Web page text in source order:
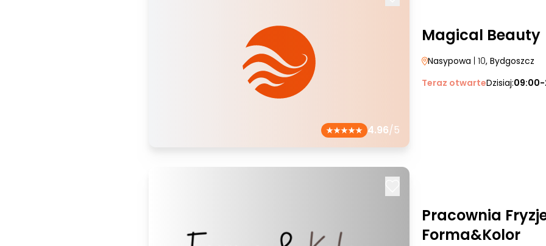
4.96/5
Magical Beauty
Nasypowa | 10, Bydgoszcz
Teraz otwarteDzisiaj:09:00-
Pracownia
Forma&Kolor